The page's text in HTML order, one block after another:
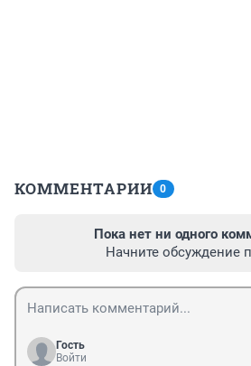
КОММЕНТАРИИ 0
Пока нет ни одного
Начните обсуждение
Гость
Войти